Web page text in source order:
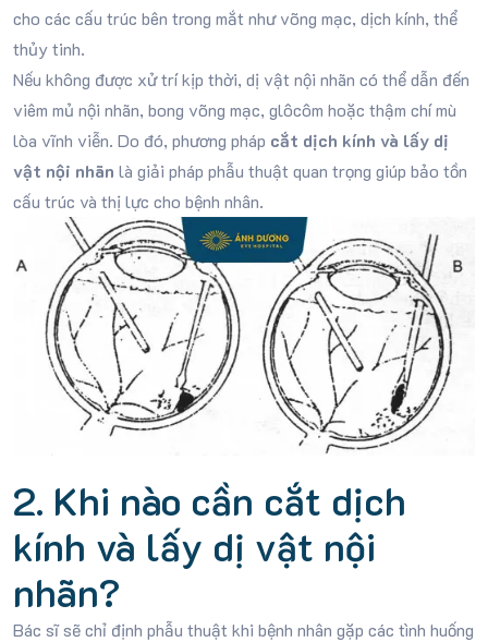
cho các cấu trúc bên trong mắt như võng mạc, dịch kính, thể
thủy tinh.
Nếu không được xử trí kịp thời, dị vật nội nhãn có thể dẫn đến
viêm mủ nội nhãn, bong võng mạc, glôcôm hoặc thậm chí mù
lòa vĩnh viễn. Do đó, phương pháp cắt dịch kính và lấy dị
vật nội nhãn là giải pháp phẫu thuật quan trọng giúp bảo tồn
cấu trúc và thị lực cho bệnh nhân.
2. Khi nào cần cắt dịch
kính và lấy dị vật nội
nhãn?
Bác sĩ sẽ chỉ định phẫu thuật khi bệnh nhân gặp các tình huống